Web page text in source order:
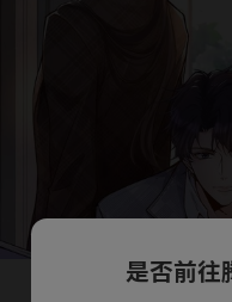
是否前往